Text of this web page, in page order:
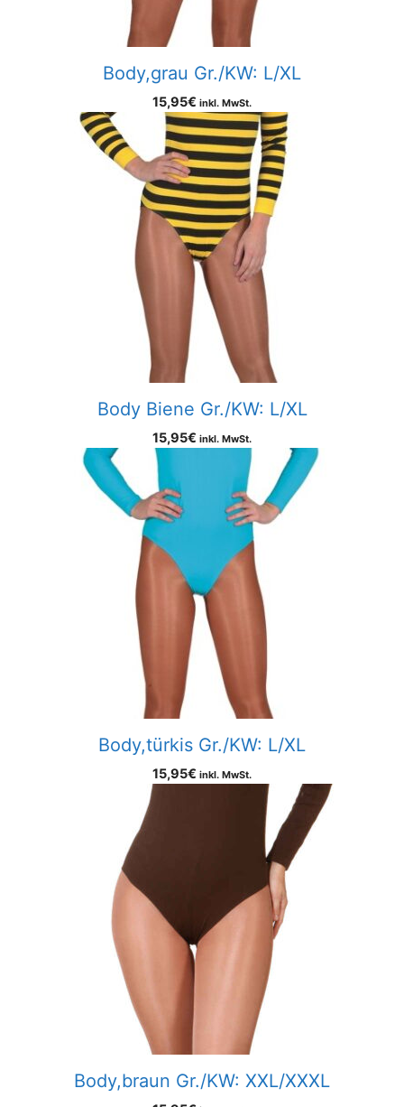
Body,grau Gr./KW: L/XL
15,95€ inkl. MwSt.
Body Biene Gr./KW: L/XL
15,95€ inkl. MwSt.
Body,türkis Gr./KW: L/XL
15,95€ inkl. MwSt.
Body,braun Gr./KW: XXL/XXXL